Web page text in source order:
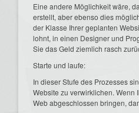
Eine andere Möglichkeit wäre,
erstellt, aber ebenso dies
der Klasse Ihrer geplanten
lohnt, in einen Designer und
Sie das Geld ziemlich rasch
Starte und laufe:
In dieser Stufe des Prozesses
Website zu verwirklichen. Wenn
Web abgeschlossen bringen,